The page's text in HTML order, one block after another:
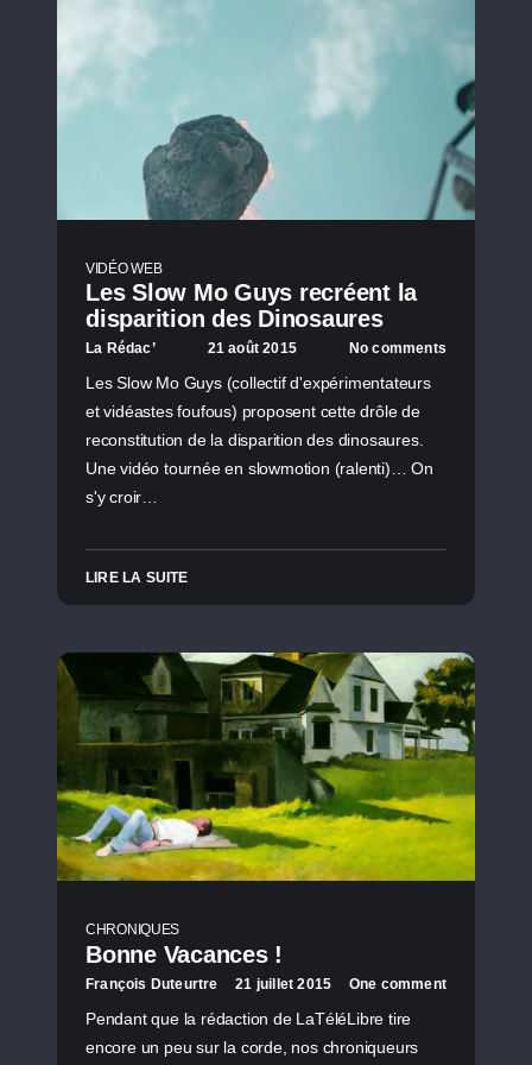
VIDÉO WEB
Les Slow Mo Guys recréent la
disparition des Dinosaures
La Rédac’ 21 août 2015 No comments
Les Slow Mo Guys (collectif d'expérimentateurs
et vidéastes foufous) proposent cette drôle de
reconstitution de la disparition des dinosaures.
Une vidéo tournée en slowmotion (ralenti)… On
s'y croir…
LIRE LA SUITE
CHRONIQUES
Bonne Vacances !
François Duteurtre 21 juillet 2015 One comment
Pendant que la rédaction de LaTéléLibre tire
encore un peu sur la corde, nos chroniqueurs